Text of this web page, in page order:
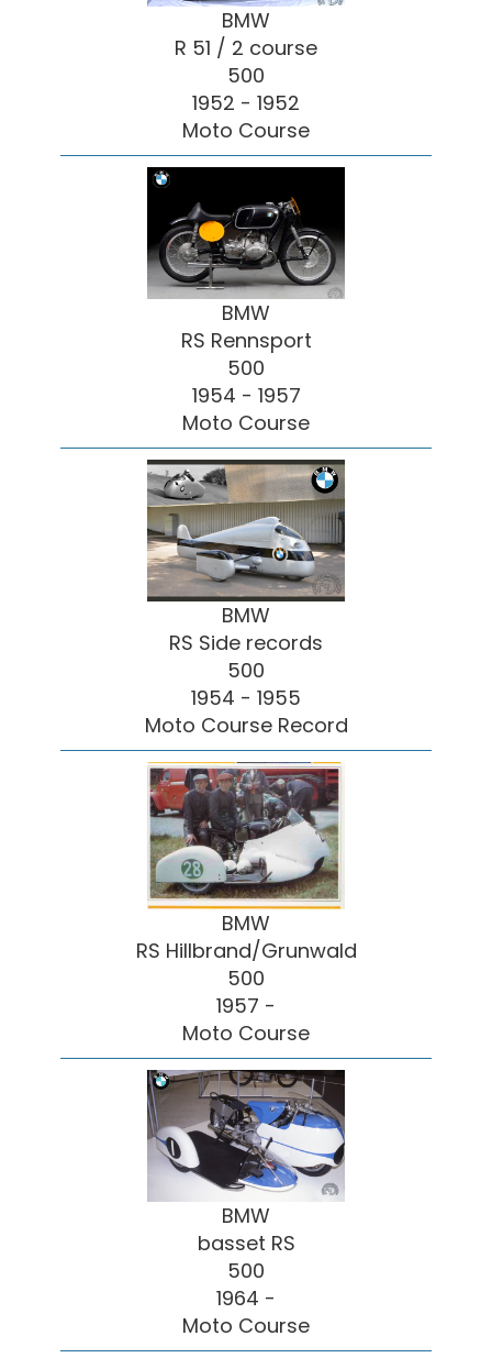
BMW
R 51 / 2 course
500
1952 - 1952
Moto Course
BMW
RS Rennsport
500
1954 - 1957
Moto Course
BMW
RS Side records
500
1954 - 1955
Moto Course Record
BMW
RS Hillbrand/Grunwald
500
1957 -
Moto Course
BMW
basset RS
500
1964 -
Moto Course